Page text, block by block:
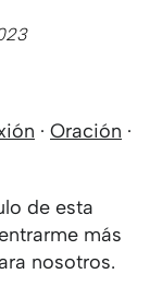
· Oración ·
de esta
más
nosotros.